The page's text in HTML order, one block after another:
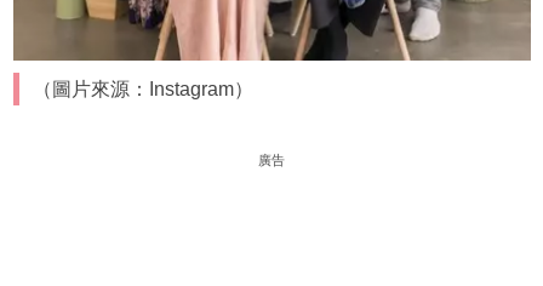
（圖片來源：Instagram）
廣告